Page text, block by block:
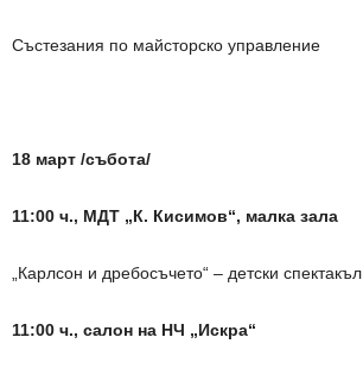
Състезания по майсторско управление
18 март /събота/
11:00 ч., МДТ „К. Кисимов“, малка зала
„Карлсон и дребосъчето“ – детски спектакъл
11:00 ч., салон на НЧ „Искра“